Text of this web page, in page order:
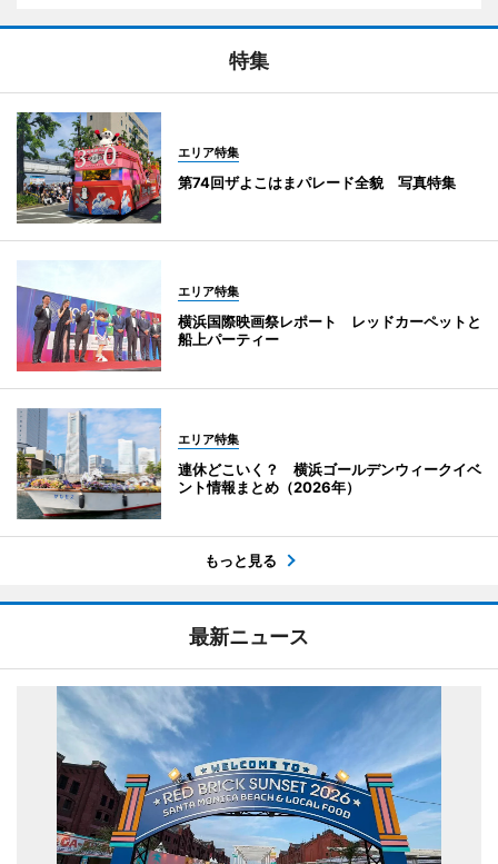
特集
エリア特集
第74回ザよこはまパレード全貌 写真特集
エリア特集
横浜国際映画祭レポート レッドカーペットと
船上パーティー
エリア特集
連休どこいく？ 横浜ゴールデンウィークイベ
ント情報まとめ（2026年）
もっと見る
最新ニュース